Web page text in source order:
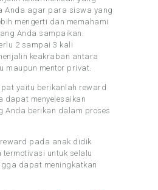
Anda agar para siswa yang
mengerti dan memahami
Anda sampaikan.
2 sampai 3 kali
keakraban antara
maupun mentor privat.
yaitu berikanlah reward
dapat menyelesaikan
Anda berikan dalam proses
pada anak didik
untuk selalu
dapat meningkatkan